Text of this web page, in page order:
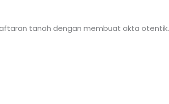
tanah dengan membuat akta otentik.